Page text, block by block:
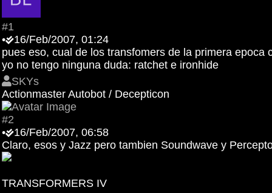
#1
•
16/Feb/2007, 01:24
pues eso, cual de los transfomers de la primera
yo no tengo ninguna duda: ratchet e ironhide
SKYs
Actionmaster Autobot / Decepticon
#2
•
16/Feb/2007, 06:58
Claro, esos y Jazz pero tambien Soundwave y
TRANSFORMERS IV